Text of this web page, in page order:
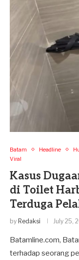
Batam Headline
Viral
Kasus
di Toilet
Terduga
by Redaksi July 25,
Batamline.com,
terhadap seorang